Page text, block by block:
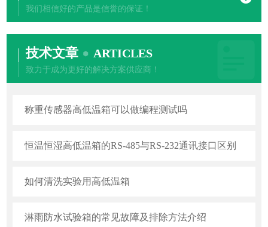
我们相信好的产品是信誉的保证！
技术文章 ARTICLES
致力于成为更好的解决方案供应商！
称重传感器高低温箱可以做编程测试吗
恒温恒湿高低温箱的RS-485与RS-232通讯接口区别
如何清洗实验用高低温箱
淋雨防水试验箱的常见故障及排除方法介绍